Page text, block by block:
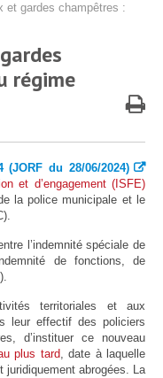
▼
▼
et gardes champêtres :
régime
du 28/06/2024)
et d’engagement (ISFE)
la police municipale et le
l’indemnité spéciale de
de fonctions, de
territoriales et aux
leur effectif des policiers
d’instituer ce nouveau
plus tard, date à laquelle
juridiquement abrogées. La